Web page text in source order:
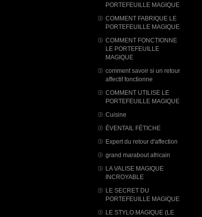
PORTEFEUILLE MAGIQUE
COMMENT FABRIQUE LE
PORTEFEUILLE MAGIQUE
COMMENT FONCTIONNE
LE PORTEFEUILLE
MAGIQUE
comment savoir si un retour
affectif fonctionne
COMMENT UTILISE LE
PORTEFEUILLE MAGIQUE
Cuisine
ÉVENTAIL FÉTICHE
Expert du retour d'affection
grand marabout africain
LA VALISE MAGIQUE
INCROYABLE
LE SECRET DU
PORTEFEUILLE MAGIQUE
LE STYLO MAGIQUE (LE